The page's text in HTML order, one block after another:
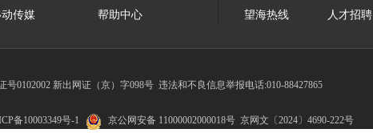
传媒 帮助中心 望海热线 人才招聘
号0102002 新出网证（京）字098号 违法和不良信息举报电话:010-88427865
备10003349号-1 京公网安备 11000002000018号 京网文〔2024〕4690-222号